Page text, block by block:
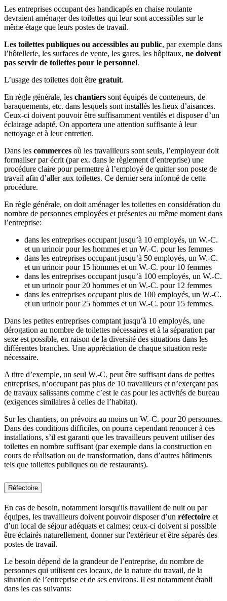
Les entreprises occupant des handicapés en chaise roulante
devraient aménager des toilettes qui leur sont accessibles sur le
même étage que leurs postes de travail.
Les toilettes publiques ou accessibles au public, par exemple dans
l’hôtellerie, les surfaces de vente, les gares, les hôpitaux, ne doivent
pas servir de toilettes pour le personnel.
L’usage des toilettes doit être gratuit.
En règle générale, les chantiers sont équipés de conteneurs, de
baraquements, etc. dans lesquels sont installés les lieux d’aisances.
Ceux-ci doivent pouvoir être suffisamment ventilés et disposer d’un
éclairage adapté. On apportera une attention suffisante à leur
nettoyage et à leur entretien.
Dans les commerces où les travailleurs sont seuls, l’employeur doit
formaliser par écrit (par ex. dans le règlement d’entreprise) une
procédure claire pour permettre à l’employé de quitter son poste de
travail afin d’aller aux toilettes. Ce dernier sera informé de cette
procédure.
En règle générale, on doit aménager les toilettes en considération du
nombre de personnes employées et présentes au même moment dans
l’entreprise:
dans les entreprises occupant jusqu’à 10 employés, un W.-C.
et un urinoir pour les hommes et un W.-C. pour les femmes
dans les entreprises occupant jusqu’à 50 employés, un W.-C.
et un urinoir pour 15 hommes et un W.-C. pour 10 femmes
dans les entreprises occupant jusqu’à 100 employés, un W.-C.
et un urinoir pour 20 hommes et un W.-C. pour 12 femmes
dans les entreprises occupant plus de 100 employés, un W.-C.
et un urinoir pour 25 hommes et un W.-C. pour 15 femmes.
Dans les petites entreprises comptant jusqu’à 10 employés, une
dérogation au nombre de toilettes nécessaires et à la séparation par
sexe est possible, en raison de la diversité des situations dans les
différentes branches. Une appréciation de chaque situation reste
nécessaire.
A titre d’exemple, un seul W.-C. peut être suffisant dans de petites
entreprises, n’occupant pas plus de 10 travailleurs et n’exerçant pas
de travaux salissants comme c’est le cas pour les activités de bureau
(exigences similaires à celles de l’habitat).
Sur les chantiers, on prévoira au moins un W.-C. pour 20 personnes.
Dans des conditions difficiles, on pourra cependant renoncer à ces
installations, s’il est garanti que les travailleurs peuvent utiliser des
toilettes en nombre suffisant (par exemple dans la construction en
cours de réalisation ou de transformation, dans d’autres bâtiments
tels que toilettes publiques ou de restaurants).
Réfectoire
En cas de besoin, notamment lorsqu'ils travaillent de nuit ou par
équipes, les travailleurs doivent pouvoir disposer d’un réfectoire et
d’un local de séjour adéquats et calmes; ceux-ci doivent si possible
être éclairés naturellement, donner sur l'extérieur et être séparés des
postes de travail.
Le besoin dépend de la grandeur de l’entreprise, du nombre de
personnes qui utilisent ces locaux, de la nature du travail, de la
situation de l’entreprise et de ses environs. Il est notamment établi
dans les cas suivants: